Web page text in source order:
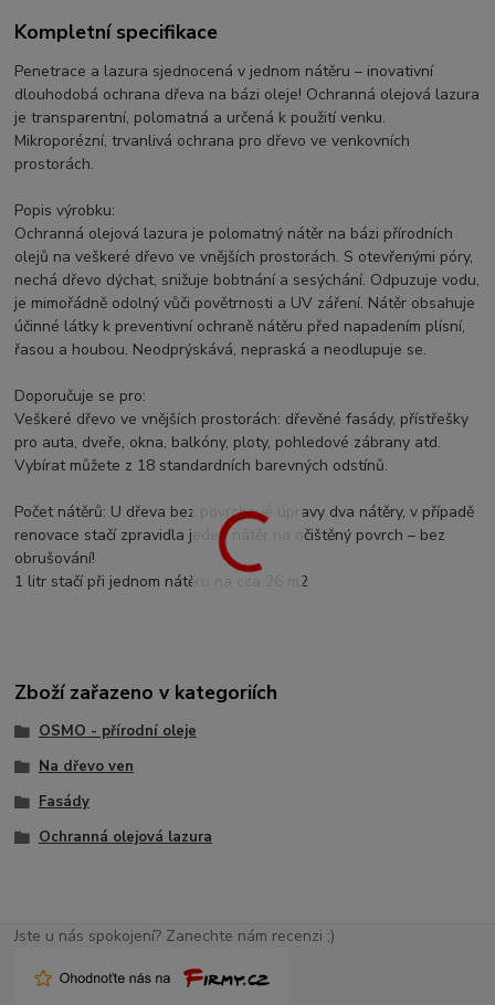
Kompletní specifikace
Penetrace a lazura sjednocená v jednom nátěru – inovativní
dlouhodobá ochrana dřeva na bázi oleje! Ochranná olejová lazura
je transparentní, polomatná a určená k použití venku.
Mikroporézní, trvanlivá ochrana pro dřevo ve venkovních
prostorách.
Popis výrobku:
Ochranná olejová lazura je polomatný nátěr na bázi přírodních
olejů na veškeré dřevo ve vnějších prostorách. S otevřenými póry,
nechá dřevo dýchat, snižuje bobtnání a sesýchání. Odpuzuje vodu,
je mimořádně odolný vůči povětrnosti a UV záření. Nátěr obsahuje
účinné látky k preventivní ochraně nátěru před napadením plísní,
řasou a houbou. Neodprýskává, nepraská a neodlupuje se.
Doporučuje se pro:
Veškeré dřevo ve vnějších prostorách: dřevěné fasády, přístřešky
pro auta, dveře, okna, balkóny, ploty, pohledové zábrany atd.
Vybírat můžete z 18 standardních barevných odstínů.
Počet nátěrů: U dřeva bez povrchové úpravy dva nátěry, v případě
renovace stačí zpravidla jeden nátěr na očištěný povrch – bez
obrušování!
1 litr stačí při jednom nátěru na cca 26 m2
Zboží zařazeno v kategoriích
OSMO - přírodní oleje
Na dřevo ven
Fasády
Ochranná olejová lazura
Jste u nás spokojení? Zanechte nám recenzi ;)